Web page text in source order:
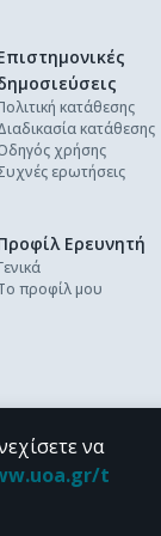
κατάθεσης
κατάθεσης
χρήσης
ερωτήσεις
Ερευνητή
προφίλ μου
να
t